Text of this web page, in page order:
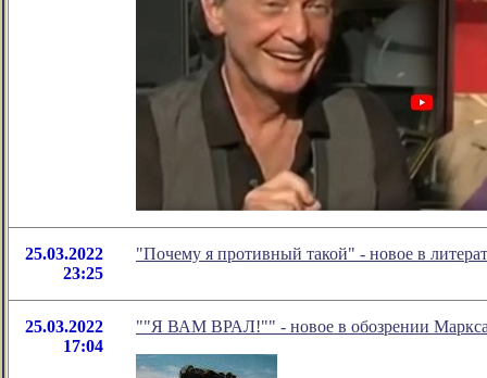
25.03.2022
23:25
"Почему я противный такой" - новое в
25.03.2022
17:04
""Я ВАМ ВРАЛ!"" - новое в обозрении Маркса